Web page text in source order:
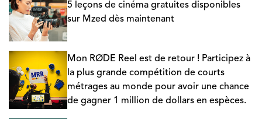
5 leçons de cinéma gratuites disponibles
sur Mzed dès maintenant
Mon RØDE Reel est de retour ! Participez à
la plus grande compétition de courts
métrages au monde pour avoir une chance
de gagner 1 million de dollars en espèces.